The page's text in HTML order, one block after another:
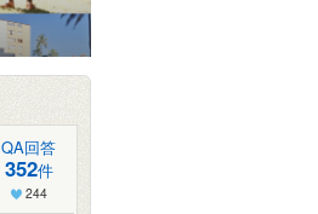
QA回答
352件
244